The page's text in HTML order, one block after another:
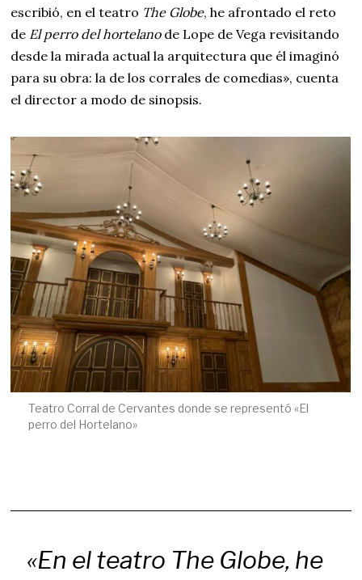
escribió, en el teatro The Globe, he afrontado el reto
de El perro del hortelanode Lope de Vega revisitando
desde la mirada actual la arquitectura que él imaginó
para su obra: la de los corrales de comedias», cuenta
el director a modo de sinopsis.
Teatro Corral de Cervantes donde se representó «El
perro del Hortelano»
«En el teatro The Globe, he